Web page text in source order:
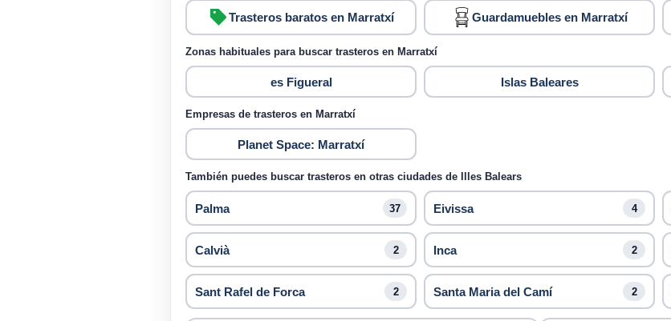
Trasteros baratos en Marratxí Guardamuebles en Marratxí
Zonas habituales para buscar trasteros en Marratxí
es Figueral Islas Baleares
Empresas de trasteros en Marratxí
Planet Space: Marratxí
También puedes buscar trasteros en otras ciudades de Illes Balears
Palma 37 Eivissa 4
Calvià 2 Inca 2
Sant Rafel de Forca 2 Santa Maria del Camí 2